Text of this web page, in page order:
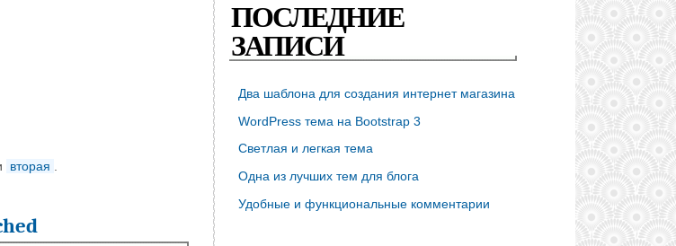
вторая .
ПОСЛЕДНИЕ
ЗАПИСИ
Два шаблона для создания интернет магазина
WordPress тема на Bootstrap 3
Светлая и легкая тема
Одна из лучших тем для блога
Удобные и функциональные комментарии